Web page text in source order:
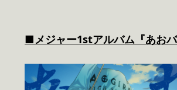
■メジャー1stアルバム『あおバ